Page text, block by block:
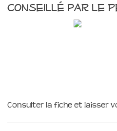
Conseillé par le
Consulter la fiche et laisser